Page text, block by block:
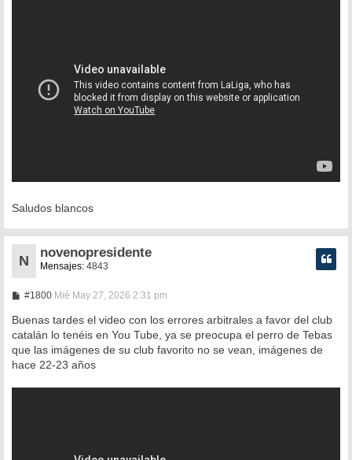
Saludos blancos
N
novenopresidente
Mensajes: 4843
#1800M
n
s
a
j
e
Mié May 27, 2026 2:31 pm
Buenas tardes el video con los errores arbitrales a favor del club
catalán lo tenéis en You Tube, ya se preocupa el perro de Tebas
que las imágenes de su club favorito no se vean, imágenes de
hace 22-23 años